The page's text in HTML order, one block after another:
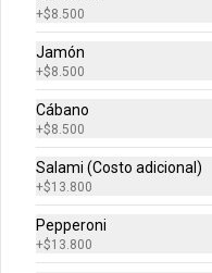
Bebidas
+$8.500
Jamón
+$8.500
Cábano
+$8.500
Salami (Costo adicional)
+$13.800
Pepperoni
+$13.800